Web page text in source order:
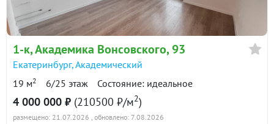
в продаже
Показать всю историю: 21 предложение →
1-к, Академика Вонсовского, 93
Екатеринбург,Академический
19 м2 6/25 этаж Состояние: идеальное
4 000 000 ₽ (210500 ₽/м2)
размещено: 21.07.2026 , обновлено: 7.08.2026